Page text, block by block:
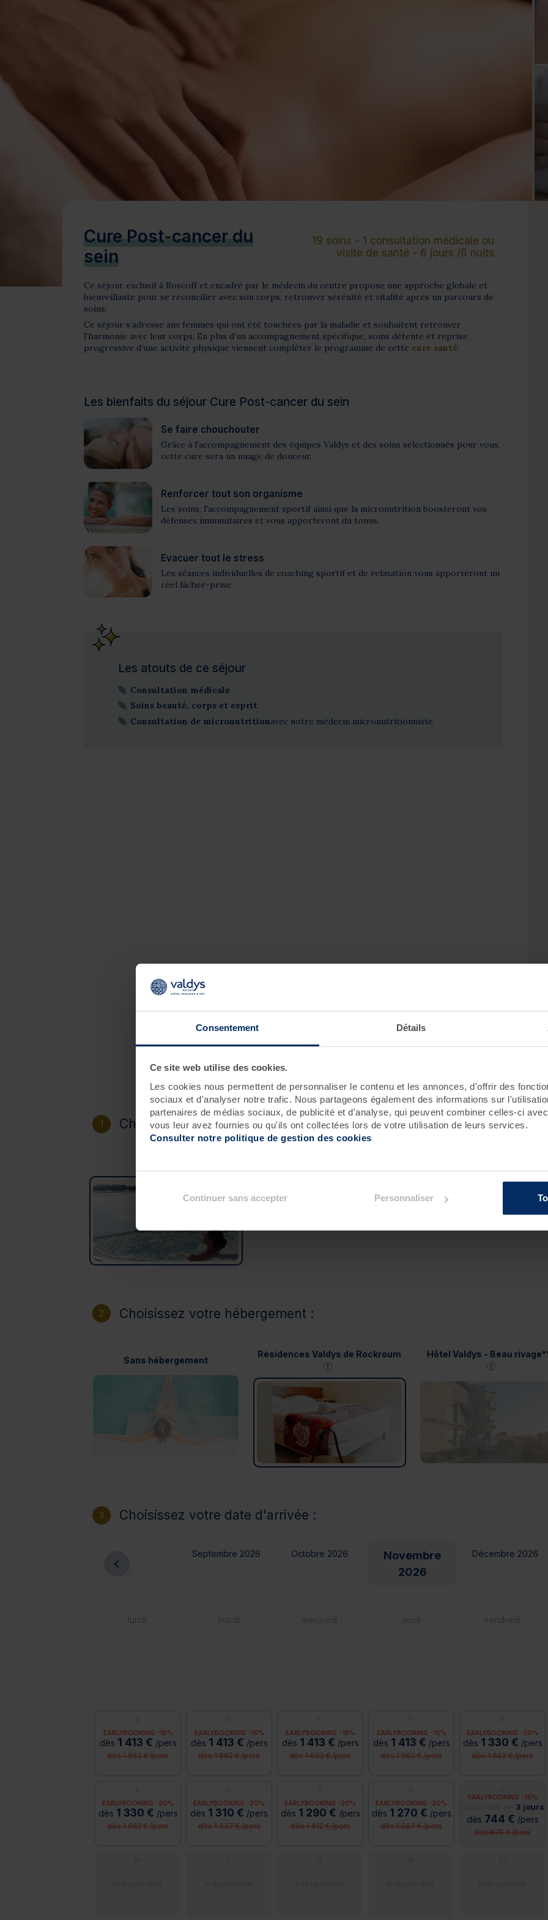
Consentement Détails
Ce site web utilise des cookies.
Les cookies nous permettent de personnaliser le contenu et les annonces, d'offrir des
sociaux et d'analyser notre trafic. Nous partageons également des informations sur
partenaires de médias sociaux, de publicité et d'analyse, qui peuvent combiner celles-ci
vous leur avez fournies ou qu'ils ont collectées lors de votre utilisation de leurs services.
Consulter notre politique de gestion des cookies
Continuer sans accepter Personnaliser
Santé Escapade 1 à 2
Cure Post-cancer du
sein
19 soins - 1 consultation médicale ou
visite de santé - 6 jours /6 nuits
Ce séjour exclusif à Roscoff et encadré par le médecin du centre propose une approche globale et
bienveillante pour se réconcilier avec son corps, retrouver sérénité et vitalité après un parcours de
soins.
Ce séjour s’adresse aux femmes qui ont été touchées par la maladie et souhaitent retrouver
l’harmonie avec leur corps. En plus d’un accompagnement spécifique, soins détente et reprise
progressive d’une activité physique viennent compléter le programme de cette cure santé.
Les bienfaits du séjour Cure Post-cancer du sein
Se faire chouchouter
Grâce à l'accompagnement des équipes Valdys et des soins sélectionnés pour vous,
cette cure sera un nuage de douceur.
Renforcer tout son organisme
Les soins, l'accompagnement sportif ainsi que la micronutrition boosteront vos
défenses immunitaires et vous apporteront du tonus.
Evacuer tout le stress
Les séances individuelles de coaching sportif et de relaxation vous apporteront un
réel lâcher-prise.
Les atouts de ce séjour
Consultation médicale
Soins beauté, corps et esprit
Consultation de micronutritionavec notre médecin micronutritionniste
1 Choisissez votre destination :
lundi mardi mercredi jeudi vendredi
EARLYBOOKING -15%
dès 1 413 € /pers
dès 1 662 € /pers
EARLYBOOKING -15%
dès 1 413 € /pers
dès 1 662 € /pers
EARLYBOOKING -15%
dès 1 413 € /pers
dès 1 662 € /pers
EARLYBOOKING -15%
dès 1 413 € /pers
dès 1 662 € /pers
EARLYBOOKING -20%
dès 1 330 € /pers
dès 1 662 € /pers
EARLYBOOKING -20%
dès 1 330 € /pers
dès 1 662 € /pers
EARLYBOOKING -20%
dès 1 310 € /pers
dès 1 637 € /pers
EARLYBOOKING -20%
dès 1 290 € /pers
dès 1 612 € /pers
EARLYBOOKING -20%
dès 1 270 € /pers
dès 1 587 € /pers
EARLYBOOKING -15%
3 jours
dès 744 € /pers
dès 875 € /pers
2 Choisissez votre hébergement :
Sans hébergement
Résidences Valdys de Rockroum Hôtel Valdys - Beau
3 Choisissez votre date d'arrivée :
Septembre 2026 Octobre 2026
Novembre
2026
Décembre 2026